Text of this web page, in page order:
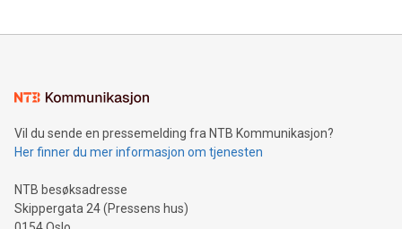
Vil du sende en pressemelding fra NTB Kommunikasjon?
Her finner du mer informasjon om tjenesten
NTB besøksadresse
Skippergata 24 (Pressens hus)